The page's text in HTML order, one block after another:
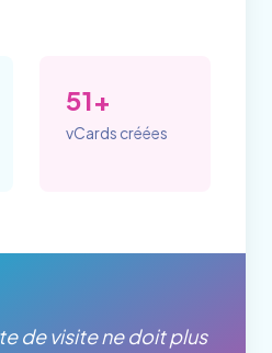
51+
vCards créées
de visite ne doit plus